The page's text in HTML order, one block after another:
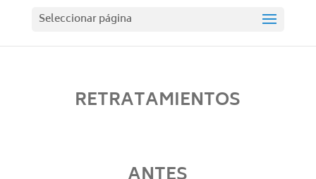
Seleccionar página
RETRATAMIENTOS